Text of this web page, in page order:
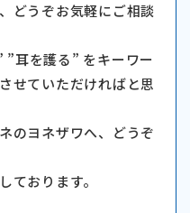
どうぞお気軽にご相談
耳を護る” をキーワー
せていただければと思
のヨネザワへ、どうぞ
ております。